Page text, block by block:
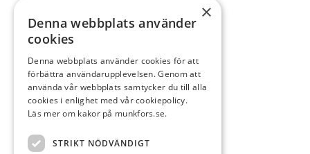
×
Denna webbplats använder
cookies
Denna webbplats använder cookies för att
förbättra användarupplevelsen. Genom att
använda vår webbplats samtycker du till alla
cookies i enlighet med vår cookiepolicy.
Läs mer om kakor på munkfors.se.
STRIKT NÖDVÄNDIGT